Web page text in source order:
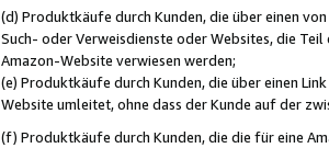
(d) Produktkäufe durch Kunden, die über einen
Such- oder Verweisdienste oder Websites, die Teil
Amazon-Website verwiesen werden;
(e) Produktkäufe durch Kunden, die über einen
Website umleitet, ohne dass der Kunde auf der
(f) Produktkäufe durch Kunden, die die für eine